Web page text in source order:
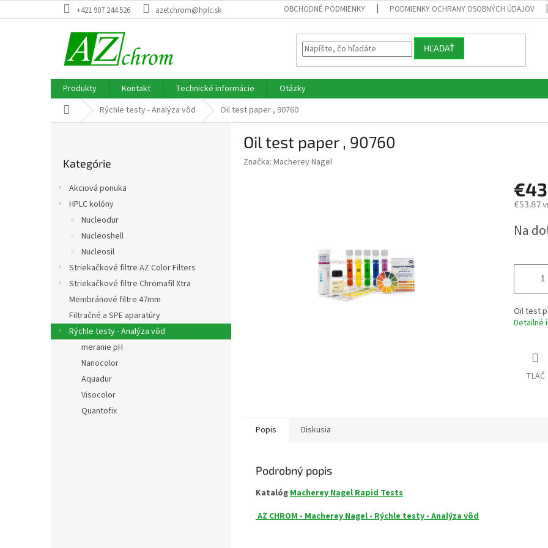
na
+421 907 244 526 azetchrom@hplc.sk OBCHODNÉ PODMIENKY PODMIENKY OCHRANY OSOBNÝCH ÚDAJOV
HĽADAŤ
Produkty Kontakt Technické informácie
Otázky
DomovRýchle testy - Analýza vôd Oil test paper , 90760
kategórie
Kategórie
Akciová ponuka
HPLC kolóny
Nucleodur
Nucleoshell
Nucleosil
Striekačkové filtre AZ Color Filters
Striekačkové filtre Chromafil Xtra
Membránové filtre 47mm
Filtračné a SPE aparatúry
Rýchle testy - Analýza vôd
meranie pH
Nanocolor
Aquadur
Visocolor
Quantofix
Oil test paper , 90760
Značka: Macherey Nagel
€53,87
cena:
Na
Oil test
Detailné
TLAČ
Popis Diskusia
Podrobný popis
KatalógMacherey Nagel Rapid Tests
AZ CHROM - Macherey Nagel - Rýchle testy - Analýza vôd